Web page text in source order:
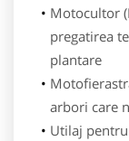
Motocultor
pregatirea
plantare
arbori care
Utilaj